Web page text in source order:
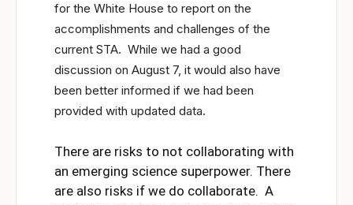
for the White House to report on the
accomplishments and challenges of the
current STA. While we had a good
discussion on August 7, it would also have
been better informed if we had been
provided with updated data.
There are risks to not collaborating with
an emerging science superpower. There
are also risks if we do collaborate. A